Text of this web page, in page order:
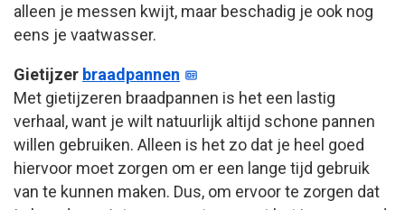
alleen je messen kwijt, maar beschadig je ook nog
eens je vaatwasser.
Gietijzer braadpannen
Met gietijzeren braadpannen is het een lastig
verhaal, want je wilt natuurlijk altijd schone pannen
willen gebruiken. Alleen is het zo dat je heel goed
hiervoor moet zorgen om er een lange tijd gebruik
van te kunnen maken. Dus, om ervoor te zorgen dat